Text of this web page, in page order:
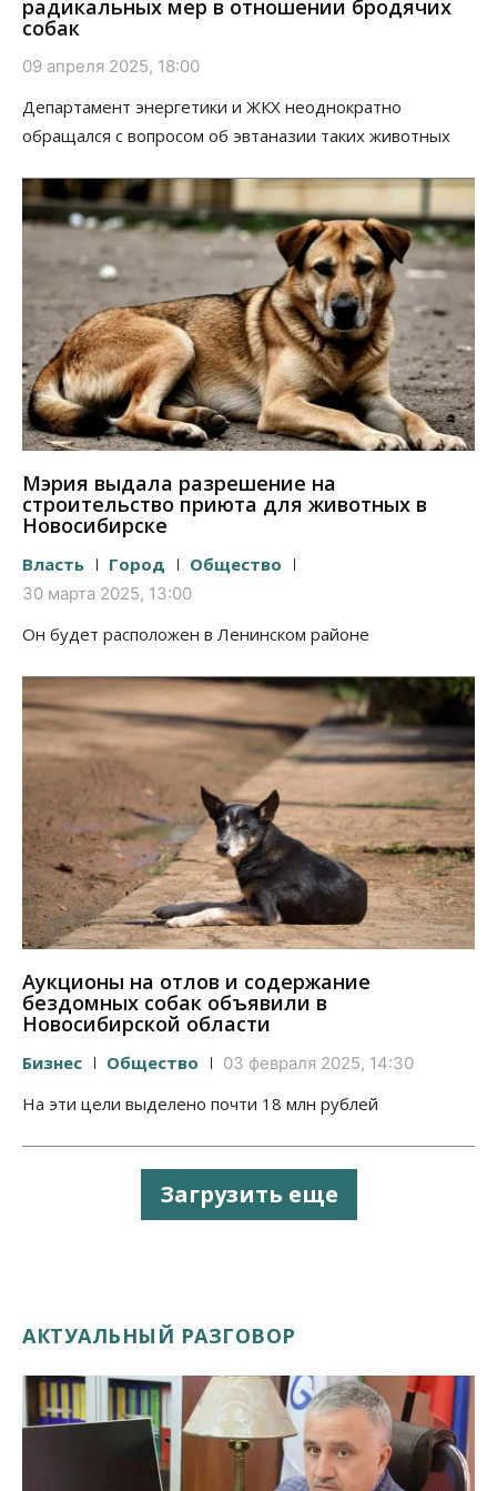
радикальных мер в отношении бродячих
собак
09 апреля 2025, 18:00
Департамент энергетики и ЖКХ неоднократно
обращался с вопросом об эвтаназии таких животных
Мэрия выдала разрешение на
строительство приюта для животных в
Новосибирске
Власть Город Общество
30 марта 2025, 13:00
Он будет расположен в Ленинском районе
Аукционы на отлов и содержание
бездомных собак объявили в
Новосибирской области
Бизнес Общество 03 февраля 2025, 14:30
На эти цели выделено почти 18 млн рублей
Загрузить еще
АКТУАЛЬНЫЙ РАЗГОВОР